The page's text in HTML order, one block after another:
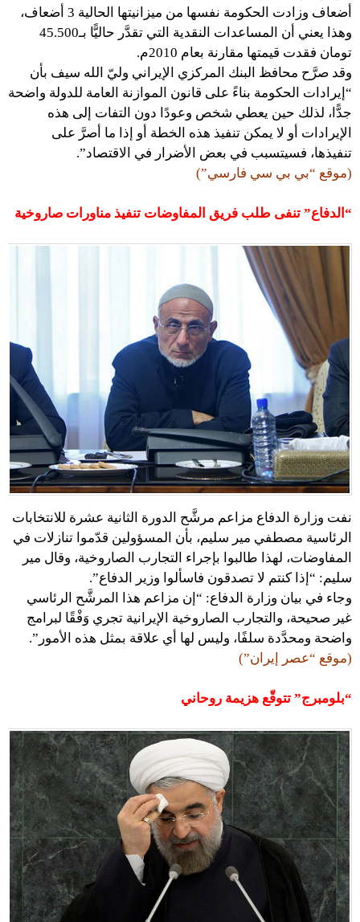
أضعاف وزادت الحكومة نفسها من ميزانيتها الحالية 3 أضعاف،
وهذا يعني أن المساعدات النقدية التي تقدَّر حاليًّا بـ45.500
تومان فقدت قيمتها مقارنة بعام 2010م.
وقد صرَّح محافظ البنك المركزي الإيراني وليّ الله سيف بأن
“إيرادات الحكومة بناءً على قانون الموازنة العامة للدولة واضحة
جدًّا، لذلك حين يعطي شخص وعودًا دون التفات إلى هذه
الإيرادات أو لا يمكن تنفيذ هذه الخطة أو إذا ما أصرَّ على
تنفيذها، فسيتسبب في بعض الأضرار في الاقتصاد”.
(موقع “بي بي سي فارسي”)
“الدفاع” تنفى طلب فريق المفاوضات تنفيذ مناورات صاروخية
نفت وزارة الدفاع مزاعم مرشَّح الدورة الثانية عشرة للانتخابات
الرئاسية مصطفي مير سليم، بأن المسؤولين قدّموا تنازلات في
المفاوضات، لهذا طالبوا بإجراء التجارب الصاروخية، وقال مير
سليم: “إذا كنتم لا تصدقون فاسألوا وزير الدفاع”.
وجاء في بيان وزارة الدفاع: “إن مزاعم هذا المرشَّح الرئاسي
غير صحيحة، والتجارب الصاروخية الإيرانية تجري وَفْقًا لبرامج
واضحة ومحدَّدة سلفًا، وليس لها أي علاقة بمثل هذه الأمور”.
(موقع “عصر إيران”)
“بلومبرج” تتوقّع هزيمة روحاني